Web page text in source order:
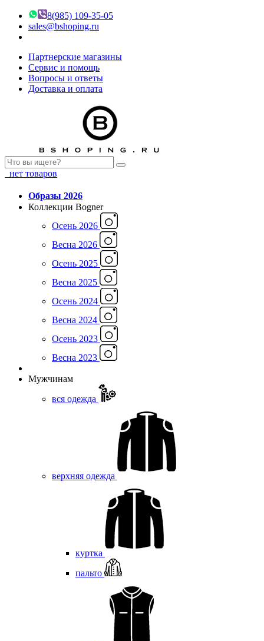
8(985) 109-35-05
sales@bshoping.ru
Партнерские магазины
Сервис и помощь
Вопросы и ответы
Доставка и оплата
нет товаров
Образы 2026
Коллекции Bogner
Осень 2026
Весна 2026
Осень 2025
Весна 2025
Осень 2024
Весна 2024
Осень 2023
Весна 2023
Мужчинам
вся одежда
верхняя одежда
куртка
пальто